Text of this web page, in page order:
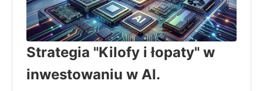
Strategia "Kilofy i łopaty" w
inwestowaniu w AI.